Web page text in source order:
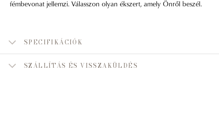
fémbevonat jellemzi. Válasszon olyan ékszert, amely Önről beszél.
SPECIFIKÁCIÓK
SZÁLLÍTÁS ÉS VISSZAKÜLDÉS